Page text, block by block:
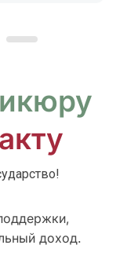
доход.